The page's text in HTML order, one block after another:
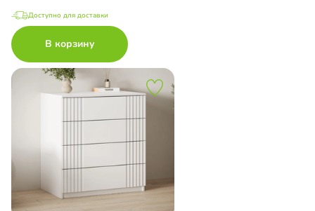
Доступно для доставки
В корзину